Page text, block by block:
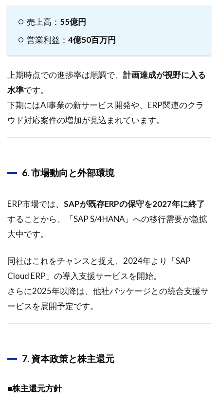
3.1.5
業績動
向と財
務状況
3.1.6
と戦略
3.1.7
株主還
の取り
組み
2024年
11月15
載され
テムイ
ンテグ
レータ
<3826>
ート要
ンテグレ
の企業調
売上高： 55億円
営業利益：4億50百万円
上期時点での進捗率は順調で、 計画達成が視野に入る
水準です。
下期にはAI事業の新サービス開発や、ERP関連のクラ
ウド対応案件の増加が見込まれています。
6. 市場動向と外部環境
ERP市場では、 SAPが既存ERPの保守を2027年に終了
することから、「SAP S/4HANA」への移行需要が急拡
大中です。
同社はこれをチャンスと捉え、2024年より「SAP
Cloud ERP」の導入支援サービスを開始。
さらに2025年以降は、他社パッケージとの統合支援サ
ービスを展開予定です。
7. 資本政策と株主還元
■株主還元方針